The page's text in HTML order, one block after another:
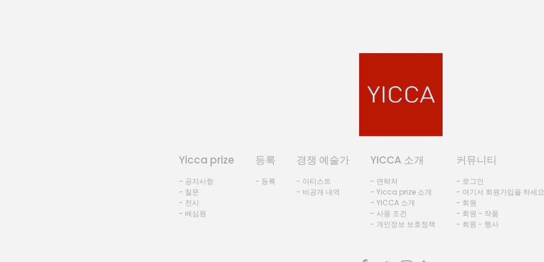
Yicca prize
- 공지사항
- 질문
- 전시
- 배심원
등록
- 등록
경쟁 예술가
- 아티스트
- 비공개 내역
YICCA 소개
- 연락처
- Yicca prize 소개
- YICCA 소개
- 사용 조건
- 개인정보 보호정책
커뮤니티
- 로그인
- 여기서 회원가입을 하세요
- 회원
- 회원 - 작품
- 회원 - 행사